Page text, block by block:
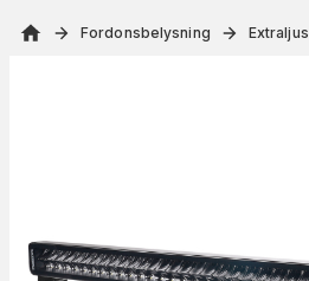
Fordonsbelysning Extraljus